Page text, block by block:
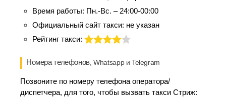
Время работы: Пн.-Вс. – 24:00-00:00
Официальный сайт такси: не указан
Рейтинг такси:
Номера телефонов, Whatsapp и Telegram
Позвоните по номеру телефона оператора/
диспетчера, для того, чтобы вызвать такси Стриж: